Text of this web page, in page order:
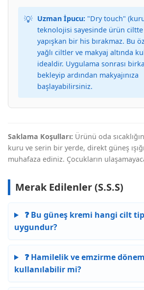
💡 Uzman İpucu: "Dry touch"
teknolojisi sayesinde ürün ciltte
yapışkan bir his bırakmaz. Bu
yağlı ciltler ve makyaj altında
idealdir. Uygulama sonrası
bekleyip ardından makyajınıza
başlayabilirsiniz.
Saklama Koşulları: Ürünü oda
kuru ve serin bir yerde, direkt güneş
muhafaza ediniz. Çocukların
Merak Edilenler (S.S.S)
❓ Bu güneş kremi hangi cilt
uygundur?
❓ Hamilelik ve emzirme
kullanılabilir mi?